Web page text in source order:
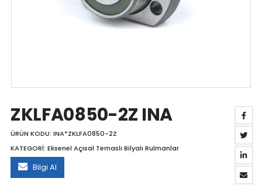
ZKLFA0850-2Z INA
ÜRÜN KODU: INA*ZKLFA0850-2Z
KATEGORİ: Eksenel Açısal Temaslı Bilyalı Rulmanlar
Bilgi Al